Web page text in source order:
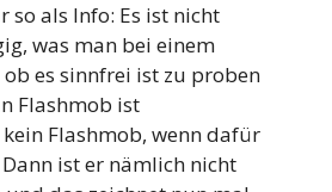
so als Info: Es ist nicht
was man bei einem
es sinnfrei ist zu proben
Flashmob ist
Flashmob, wenn dafür
ist er nämlich nicht